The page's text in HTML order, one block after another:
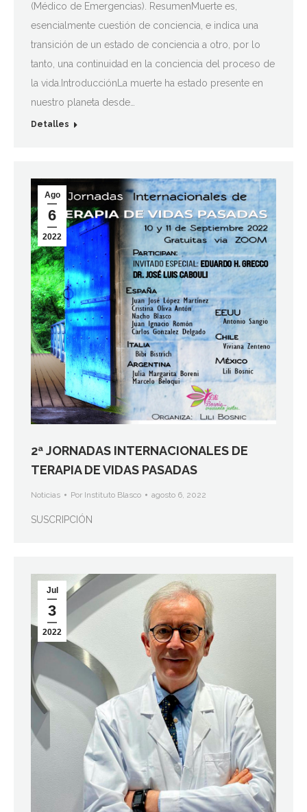
(Médico de Emergencias). ResumenMuerte es,
esencialmente cuestión de conciencia, e indica una
transición de un estado de conciencia a otro, por lo
tanto, una continuidad en la conciencia del proceso de
la vida.IntroducciónLa muerte ha estado presente en
nuestro planeta desde…
Detalles
Ago
6
2022
2ª JORNADAS INTERNACIONALES DE
TERAPIA DE VIDAS PASADAS
Noticias Por Instituto Blasco agosto 6, 2022
SUSCRIPCIÓN
Jul
3
2022